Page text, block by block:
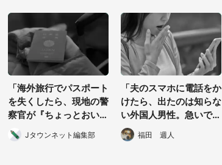
「海外旅行でパスポート
を失くしたら、現地の警
察官が『ちょっとおい
で』。泣きじゃくる私が
連れていかれたのは...」
Jタウンネット編集部
「夫のスマホに電話をか
けたら、出たのは知らな
い外国人男性。急いでそ
の人のいる場所に行く
と、そこには...」（都道
福田 週人